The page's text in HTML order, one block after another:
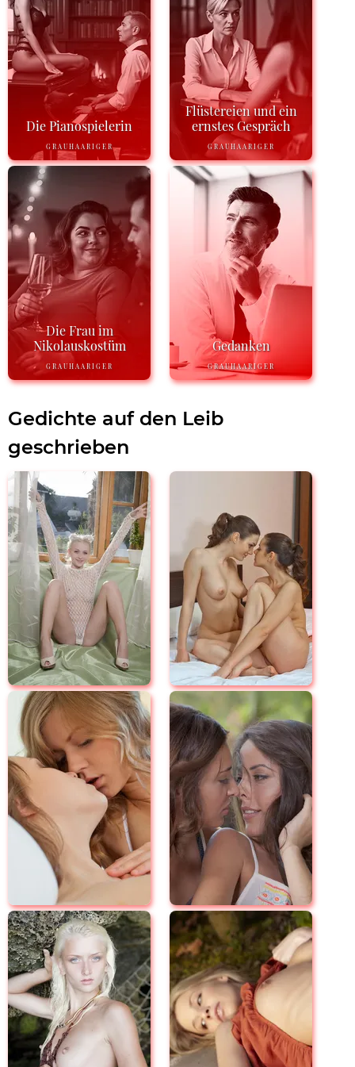
Die Pianospielerin
GRAUHAARIGER
Flüstereien und ein
ernstes Gespräch
GRAUHAARIGER
Die Frau im
Nikolauskostüm
GRAUHAARIGER
Gedanken
GRAUHAARIGER
Gedichte auf den Leib
geschrieben